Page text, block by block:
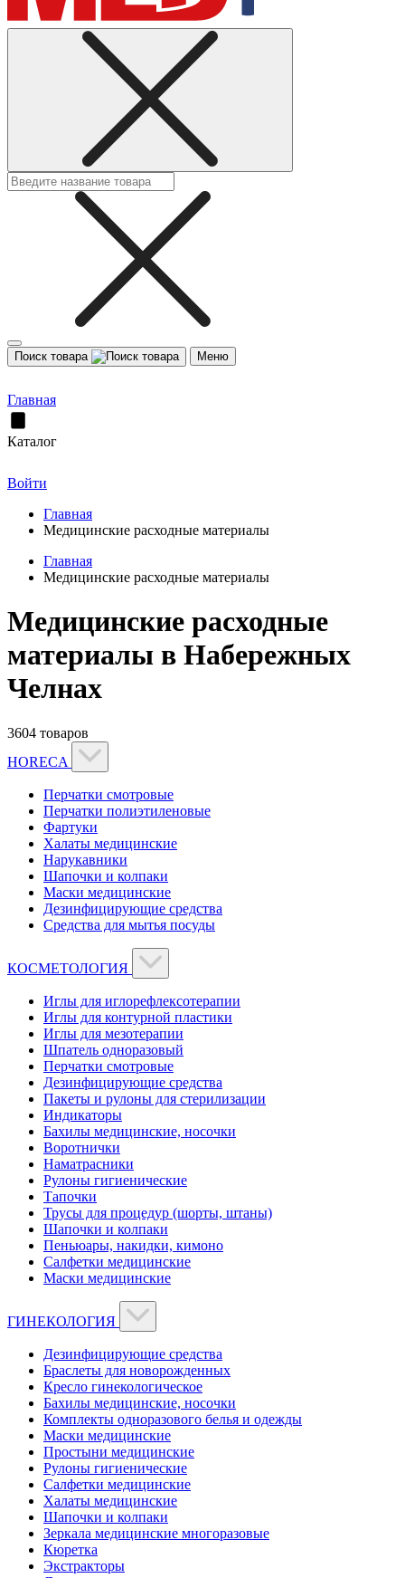
Поиск товара Меню
Главная
Каталог
Войти
Главная
Медицинские расходные материалы
Главная
Медицинские расходные материалы
Медицинские расходные
материалы в Набережных
Челнах
3604 товаров
HORECA
Перчатки смотровые
Перчатки полиэтиленовые
Фартуки
Халаты медицинские
Нарукавники
Шапочки и колпаки
Маски медицинские
Дезинфицирующие средства
Средства для мытья посуды
КОСМЕТОЛОГИЯ
Иглы для иглорефлексотерапии
Иглы для контурной пластики
Иглы для мезотерапии
Шпатель одноразовый
Перчатки смотровые
Дезинфицирующие средства
Пакеты и рулоны для стерилизации
Индикаторы
Бахилы медицинские, носочки
Воротнички
Наматрасники
Рулоны гигиенические
Тапочки
Трусы для процедур (шорты, штаны)
Шапочки и колпаки
Пеньюары, накидки, кимоно
Салфетки медицинские
Маски медицинские
ГИНЕКОЛОГИЯ
Дезинфицирующие средства
Браслеты для новорожденных
Кресло гинекологическое
Бахилы медицинские, носочки
Комплекты одноразового белья и одежды
Маски медицинские
Простыни медицинские
Рулоны гигиенические
Салфетки медицинские
Халаты медицинские
Шапочки и колпаки
Зеркала медицинские многоразовые
Кюретка
Экстракторы